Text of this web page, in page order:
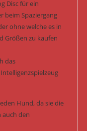
Disc für ein
beim Spaziergang
ohne welche es in
Größen zu kaufen
das
Hund, da sie die
auch den